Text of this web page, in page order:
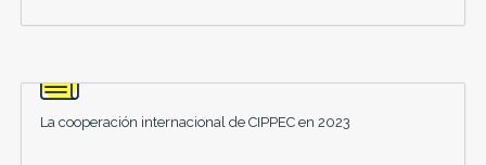
La cooperación internacional de CIPPEC en 2023